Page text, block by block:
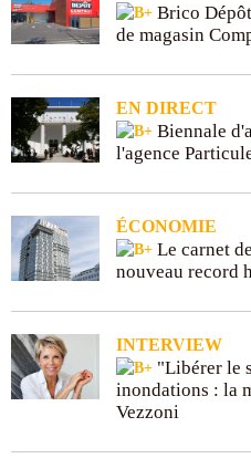
Brico
de magasin
EN DIRECT
Biennale
l'agence
ÉCONOMIE
Le carnet
nouveau record
INTERVIEW
"Libérer le
inondations : la
Vezzoni